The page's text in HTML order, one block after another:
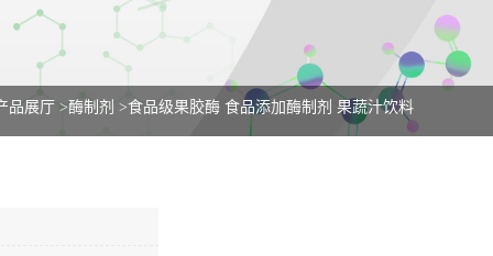
品展厅 >酶制剂 >食品级果胶酶 食品添加酶制剂 果蔬汁饮料